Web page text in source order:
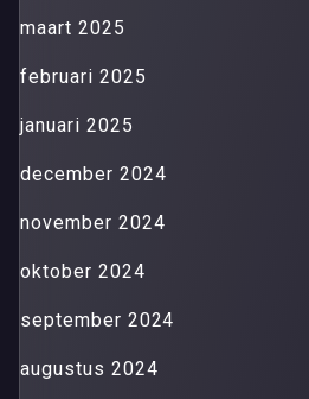
maart 2025
februari 2025
januari 2025
december 2024
november 2024
oktober 2024
september 2024
augustus 2024